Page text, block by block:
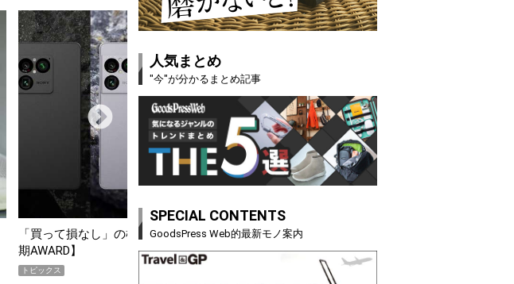
薄着になる季節の夏こそ“映える”タフな腕時計を。G-
SHOCK「GRAVITYMASTER」は本当に機能も見た…
PR
らイチオシアイテムをピック
人気まとめ
"今"が分かるまとめ記事
SPECIAL CONTENTS
GoodsPress Web的最新モノ案内